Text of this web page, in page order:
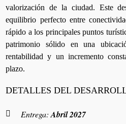
valorización de la ciudad. Este
equilibrio perfecto entre
rápido a los principales puntos
patrimonio sólido en una
rentabilidad y un incremento
plazo.
DETALLES DEL
Entrega:Abril 2027